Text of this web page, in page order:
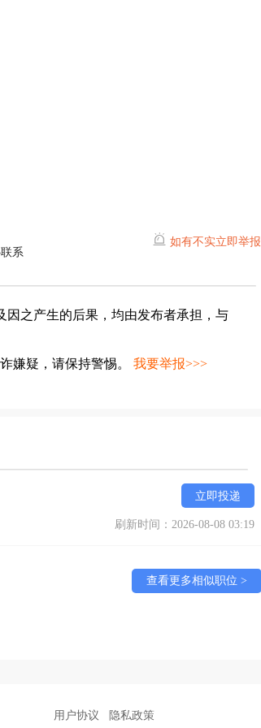
系
如有不实立即举报
因之产生的后果，均由发布者承担，与
嫌疑，请保持警惕。 我要举报>>>
立即投递
刷新时间：2026-08-08 03:19
查看更多相似职位 >
用户协议 隐私政策